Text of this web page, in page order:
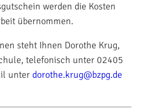
werden die Kosten
übernommen.
steht Ihnen Dorothe Krug,
telefonisch unter 02405
unter dorothe.krug@bzpg.de